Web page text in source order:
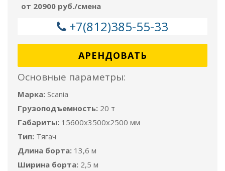
от 20900 руб./смена
+7(812)385-55-33
АРЕНДОВАТЬ
Основные параметры:
Марка: Scania
Грузоподъемность: 20 т
Габариты: 15600x3500x2500 мм
Тип: Тягач
Длина борта: 13,6 м
Ширина борта: 2,5 м